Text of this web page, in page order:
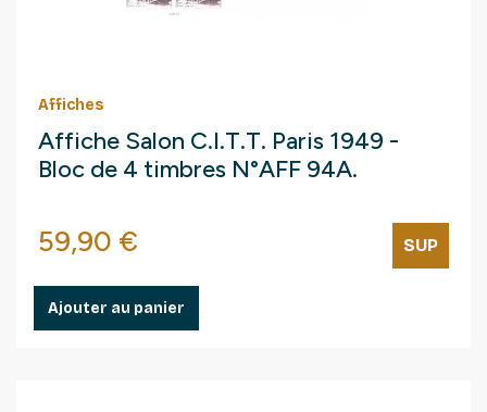
Affiches
Affiche Salon C.I.T.T. Paris 1949 -
Bloc de 4 timbres N°AFF 94A.
Prix
59,90 € SUP
Ajouter au panier